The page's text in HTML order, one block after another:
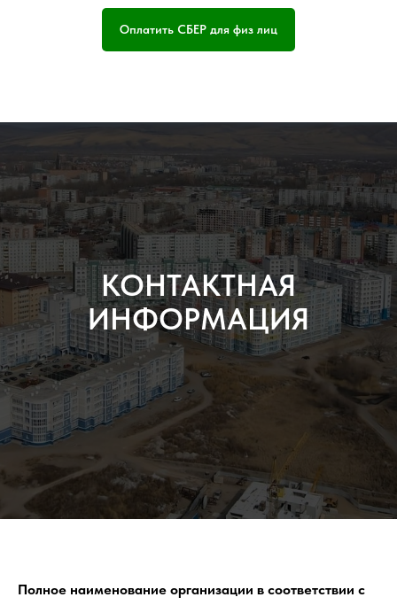
Оплатить СБЕР для физ лиц
КОНТАКТНАЯ
ИНФОРМАЦИЯ
Полное наименование организации в соответствии с